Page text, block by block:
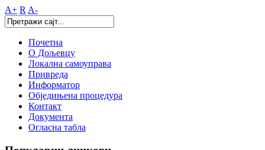
A+ R A-
Почетна
О Дољевцу
Локална самоуправа
Привреда
Информатор
Обједињена процедура
Контакт
Документа
Огласна табла